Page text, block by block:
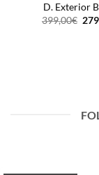
D. Exterior
399,00€